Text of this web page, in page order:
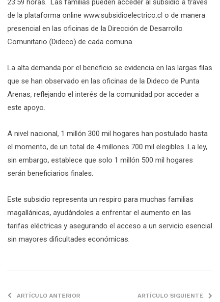
23:59 horas. Las familias pueden acceder al subsidio a través
de la plataforma online www.subsidioelectrico.cl o de manera
presencial en las oficinas de la Dirección de Desarrollo
Comunitario (Dideco) de cada comuna.
La alta demanda por el beneficio se evidencia en las largas filas
que se han observado en las oficinas de la Dideco de Punta
Arenas, reflejando el interés de la comunidad por acceder a
este apoyo.
A nivel nacional, 1 millón 300 mil hogares han postulado hasta
el momento, de un total de 4 millones 700 mil elegibles. La ley,
sin embargo, establece que solo 1 millón 500 mil hogares
serán beneficiarios finales.
Este subsidio representa un respiro para muchas familias
magallánicas, ayudándoles a enfrentar el aumento en las
tarifas eléctricas y asegurando el acceso a un servicio esencial
sin mayores dificultades económicas.
ARTÍCULO ANTERIOR ARTÍCULO SIGUIENTE